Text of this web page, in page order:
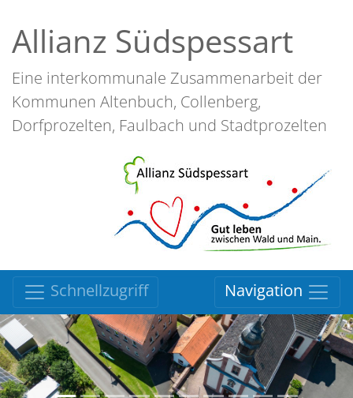
Allianz Südspessart
Eine interkommunale Zusammenarbeit der
Kommunen Altenbuch, Collenberg,
Dorfprozelten, Faulbach und Stadtprozelten
Schnellzugriff Navigation